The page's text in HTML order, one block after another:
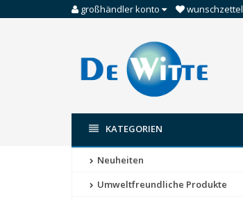
großhändler konto wunschzettel
KATEGORIEN
Neuheiten
Umweltfreundliche Produkte